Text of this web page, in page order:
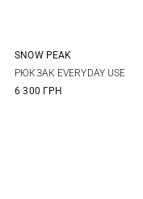
One Size
SNOW PEAK
РЮКЗАК EVERYDAY USE
6 300 ГРН